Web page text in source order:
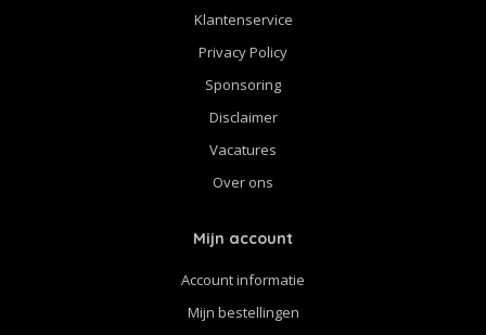
Klantenservice
Privacy Policy
Sponsoring
Disclaimer
Vacatures
Over ons
Mijn account
Account informatie
Mijn bestellingen